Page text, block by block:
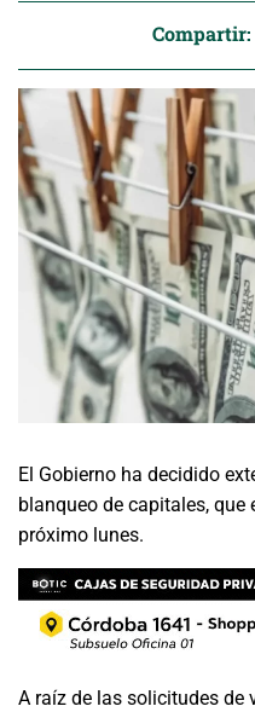
Compartir:
El Gobierno ha decidido
blanqueo de capitales,
próximo lunes.
A raíz de las solicitudes de